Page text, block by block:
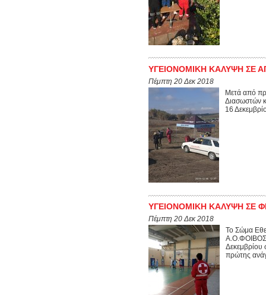
ΥΓΕΙΟΝΟΜΙΚΗ ΚΑΛΥΨΗ ΣΕ
Πέμπτη 20 Δεκ 2018
Μετά από
Διασωστών
16
ΥΓΕΙΟΝΟΜΙΚΗ ΚΑΛΥΨΗ ΣΕ
Πέμπτη 20 Δεκ 2018
Το Σώμα
Α.Ο.ΦΟΙΒΟΣ
Δεκεμβρίου
πρώτης